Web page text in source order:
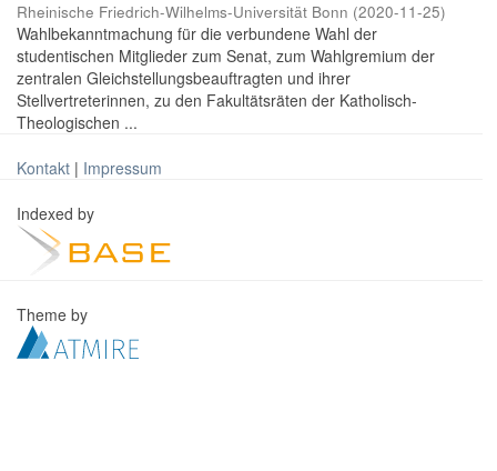
Rheinische Friedrich-Wilhelms-Universität Bonn (2020-11-25)
Wahlbekanntmachung für die verbundene Wahl der
studentischen Mitglieder zum Senat, zum Wahlgremium der
zentralen Gleichstellungsbeauftragten und ihrer
Stellvertreterinnen, zu den Fakultätsräten der Katholisch-
Theologischen ...
Kontakt | Impressum
Indexed by
Theme by